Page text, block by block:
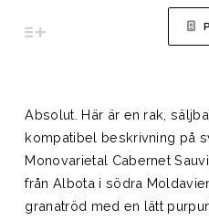
Absolut. Här är en rak,
kompatibel beskrivning på
Monovarietal Cabernet
från Albota i södra
granatröd med en lätt